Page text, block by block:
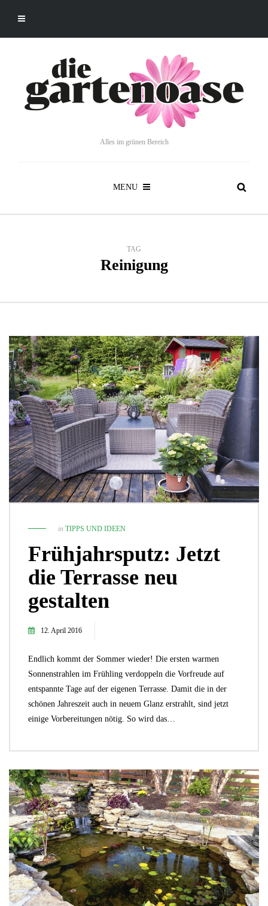
Alles im grünen Bereich
MENU
TAG
Reinigung
in TIPPS UND IDEEN
Frühjahrsputz: Jetzt
die Terrasse neu
gestalten
12. April 2016
Endlich kommt der Sommer wieder! Die ersten warmen
Sonnenstrahlen im Frühling verdoppeln die Vorfreude auf
entspannte Tage auf der eigenen Terrasse. Damit die in der
schönen Jahreszeit auch in neuem Glanz erstrahlt, sind jetzt
einige Vorbereitungen nötig. So wird das…